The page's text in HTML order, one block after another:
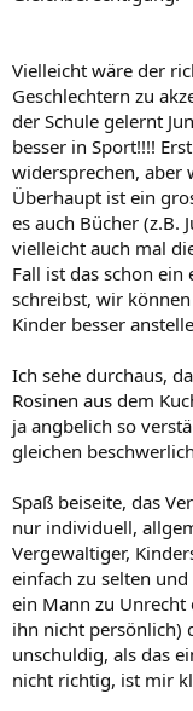
Vielleicht wäre der
Geschlechtern zu
der Schule gelernt
besser in Sport!!!!
widersprechen, aber
Überhaupt ist ein
es auch Bücher (z.B.
vielleicht auch mal
Fall ist das schon
schreibst, wir
Kinder besser
Ich sehe durchaus,
Rosinen aus dem
ja angbelich so
gleichen
Spaß beiseite, das
nur individuell,
Vergewaltiger,
einfach zu selten
ein Mann zu
ihn nicht persönlich)
unschuldig, als das
nicht richtig, ist mir